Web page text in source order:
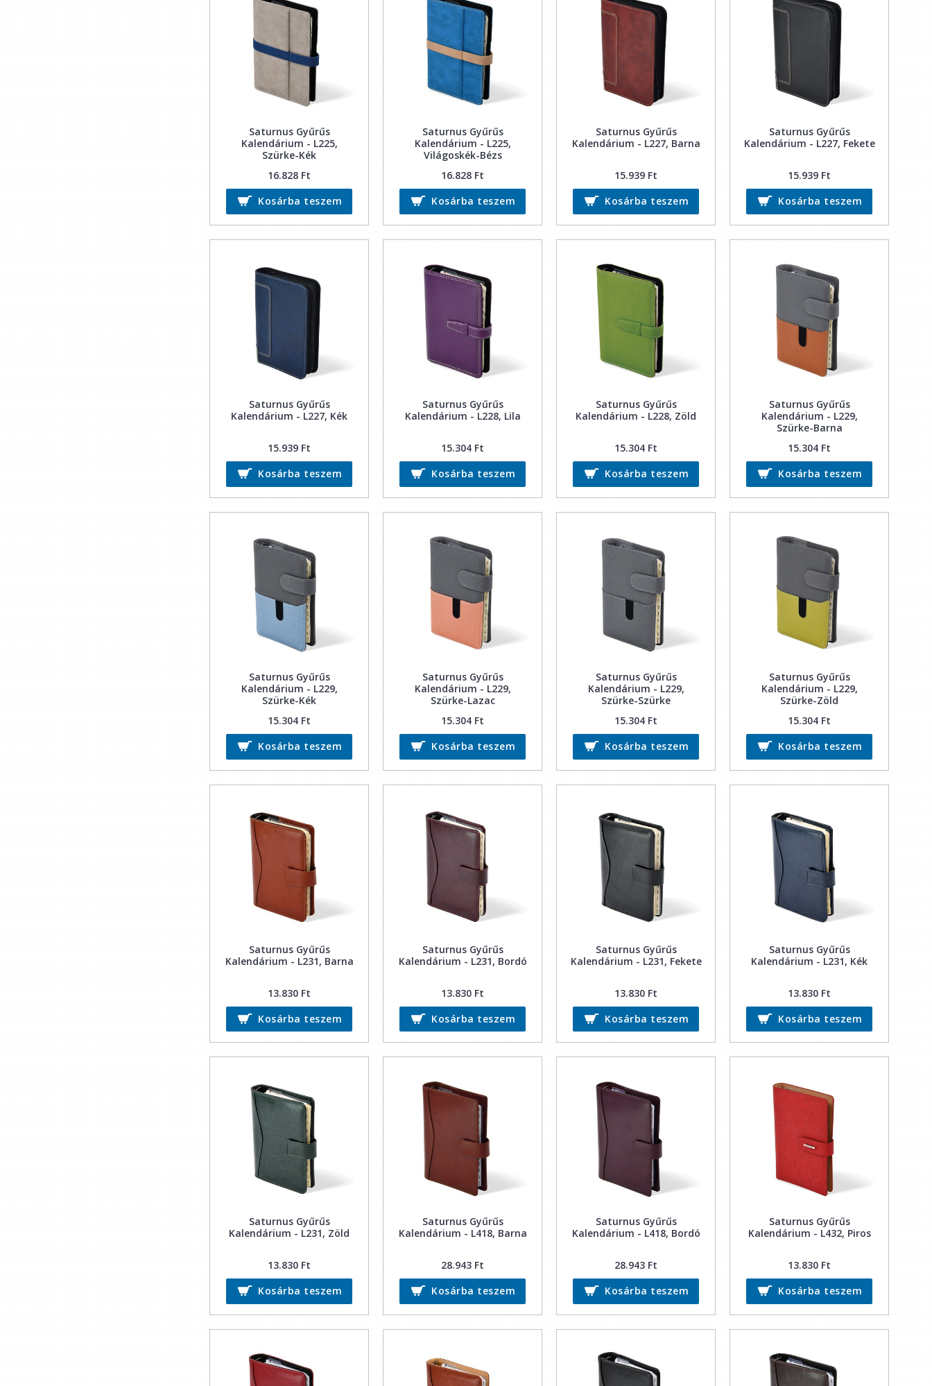
Saturnus Gyűrűs
Kalendárium - L225,
Szürke-Kék
16.828 Ft
Kosárba teszem
Saturnus Gyűrűs
Kalendárium - L225,
Világoskék-Bézs
16.828 Ft
Kosárba teszem
Saturnus Gyűrűs
Kalendárium - L227, Barna
15.939 Ft
Kosárba teszem
Saturnus Gyűrűs
Kalendárium - L227, Fekete
15.939 Ft
Kosárba teszem
Saturnus Gyűrűs
Kalendárium - L227, Kék
15.939 Ft
Kosárba teszem
Saturnus Gyűrűs
Kalendárium - L228, Lila
15.304 Ft
Kosárba teszem
Saturnus Gyűrűs
Kalendárium - L228, Zöld
15.304 Ft
Kosárba teszem
Saturnus Gyűrűs
Kalendárium - L229,
Szürke-Barna
15.304 Ft
Kosárba teszem
Saturnus Gyűrűs
Kalendárium - L229,
Szürke-Kék
15.304 Ft
Kosárba teszem
Saturnus Gyűrűs
Kalendárium - L229,
Szürke-Lazac
15.304 Ft
Kosárba teszem
Saturnus Gyűrűs
Kalendárium - L229,
Szürke-Szürke
15.304 Ft
Kosárba teszem
Saturnus Gyűrűs
Kalendárium - L229,
Szürke-Zöld
15.304 Ft
Kosárba teszem
Saturnus Gyűrűs
Kalendárium - L231, Barna
13.830 Ft
Kosárba teszem
Saturnus Gyűrűs
Kalendárium - L231, Bordó
13.830 Ft
Kosárba teszem
Saturnus Gyűrűs
Kalendárium - L231, Fekete
13.830 Ft
Kosárba teszem
Saturnus Gyűrűs
Kalendárium - L231, Kék
13.830 Ft
Kosárba teszem
Saturnus Gyűrűs
Kalendárium - L231, Zöld
13.830 Ft
Kosárba teszem
Saturnus Gyűrűs
Kalendárium - L418, Barna
28.943 Ft
Kosárba teszem
Saturnus Gyűrűs
Kalendárium - L418, Bordó
28.943 Ft
Kosárba teszem
Saturnus Gyűrűs
Kalendárium - L432, Piros
13.830 Ft
Kosárba teszem